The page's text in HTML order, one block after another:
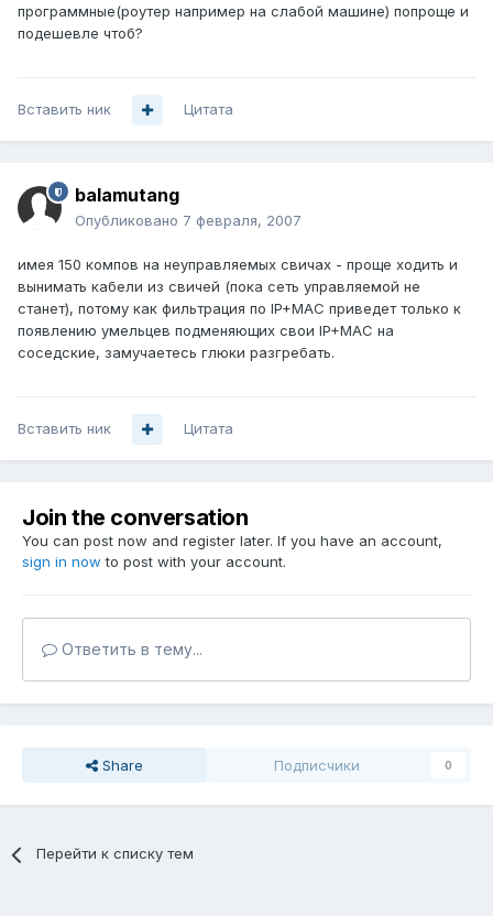
программные(роутер например на слабой машине) попроще и
подешевле чтоб?
Вставить ник Цитата
balamutang
Опубликовано 7 февраля, 2007
имея 150 компов на неуправляемых свичах - проще ходить и
вынимать кабели из свичей (пока сеть управляемой не
станет), потому как фильтрация по IP+MAC приведет только к
появлению умельцев подменяющих свои IP+MAC на
соседские, замучаетесь глюки разгребать.
Вставить ник Цитата
Join the conversation
You can post now and register later. If you have an account,
sign in now to post with your account.
Ответить в тему...
Share Подписчики 0
Перейти к списку тем